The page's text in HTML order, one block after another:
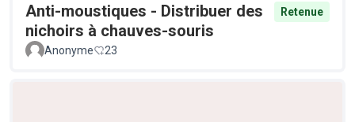
Anti-moustiques - Distribuer des
nichoirs à chauves-souris
Retenue
Anonyme 23